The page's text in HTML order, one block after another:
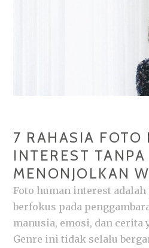
7 RAHASIA FOTO
INTEREST TANPA
MENONJOLKAN
Foto human interest
berfokus pada
manusia, emosi, dan cerita
Genre ini tidak selalu